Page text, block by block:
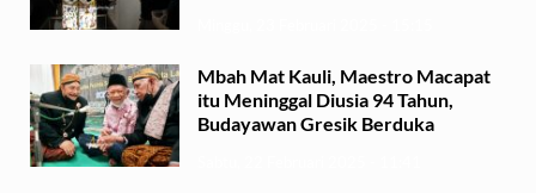
Mbah Mat Kauli, Maestro Macapat
itu Meninggal Diusia 94 Tahun,
Budayawan Gresik Berduka